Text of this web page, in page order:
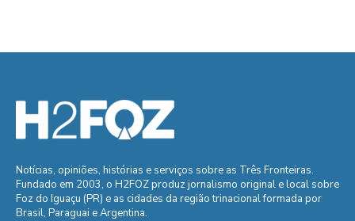
Notícias, opiniões, histórias e serviços sobre as Três Fronteiras.
Fundado em 2003, o H2FOZ produz jornalismo original e local sobre
Foz do Iguaçu (PR) e as cidades da região trinacional formada por
Brasil, Paraguai e Argentina.